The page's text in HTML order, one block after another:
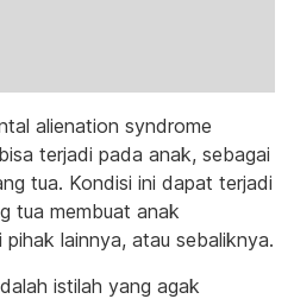
alienation syndrome
terjadi pada anak, sebagai
tua. Kondisi ini dapat terjadi
tua membuat anak
lainnya, atau sebaliknya.
istilah yang agak